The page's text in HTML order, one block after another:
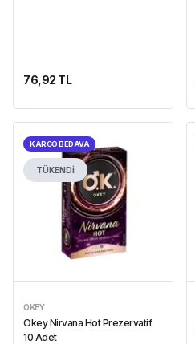
76,92 TL
KARGO BEDAVA
TÜKENDİ
OKEY
Okey Nirvana Hot Prezervatif
10 Adet